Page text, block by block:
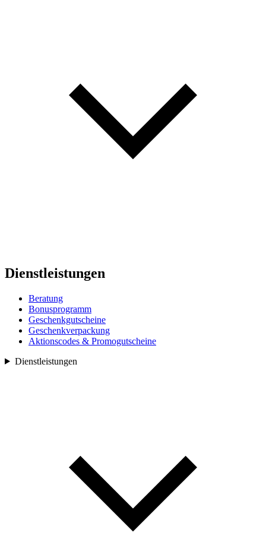
Dienstleistungen
Beratung
Bonusprogramm
Geschenkgutscheine
Geschenkverpackung
Aktionscodes & Promogutscheine
Dienstleistungen